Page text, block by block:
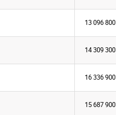
13 096 800
14 309 300
16 336 900
15 687 900